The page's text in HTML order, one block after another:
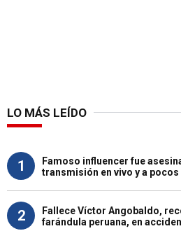
LO MÁS LEÍDO
1
Famoso influencer fue
transmisión en vivo y a
2
Fallece Víctor Angobaldo,
farándula peruana, en